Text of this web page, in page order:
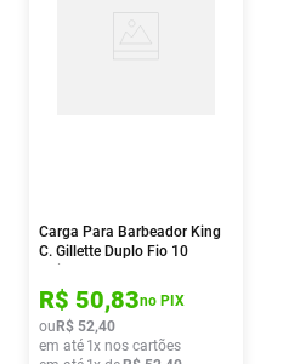
Carga Para Barbeador King
C. Gillette Duplo Fio 10
R$ 50,83no PIX
ou R$ 52,40
em até 1x nos cartões